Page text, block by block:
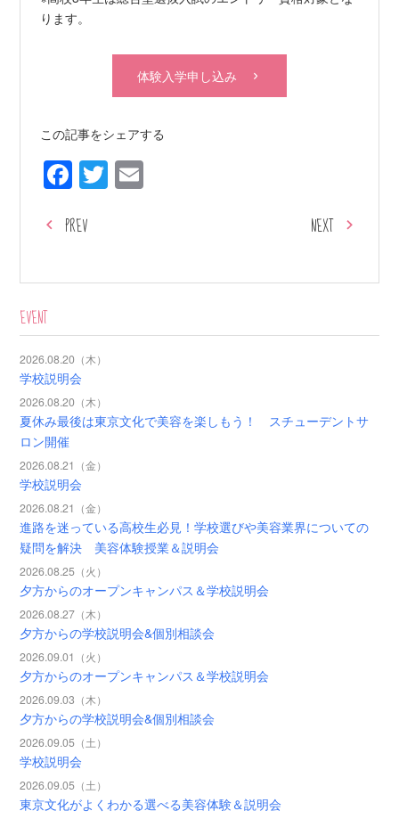
ります。
体験入学申し込み
この記事をシェアする
Facebook
Twitter
Email
PREV NEXT
EVENT
2026.08.20（木）
学校説明会
2026.08.20（木）
夏休み最後は東京文化で美容を楽しもう！ スチューデントサ
ロン開催
2026.08.21（金）
学校説明会
2026.08.21（金）
進路を迷っている高校生必見！学校選びや美容業界についての
疑問を解決 美容体験授業＆説明会
2026.08.25（火）
夕方からのオープンキャンパス＆学校説明会
2026.08.27（木）
夕方からの学校説明会&個別相談会
2026.09.01（火）
夕方からのオープンキャンパス＆学校説明会
2026.09.03（木）
夕方からの学校説明会&個別相談会
2026.09.05（土）
学校説明会
2026.09.05（土）
東京文化がよくわかる選べる美容体験＆説明会